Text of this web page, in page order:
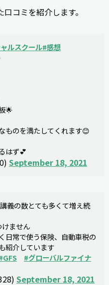
コミを紹介します。
ルスクール#感想
🌟
ものを満たしてくれます😊
はず💕
September 18, 2021
義の数とても多くて増え続
ません
日常で使う保険、自動車税の
紹介しています
#グローバルファイナ
September 18, 2021